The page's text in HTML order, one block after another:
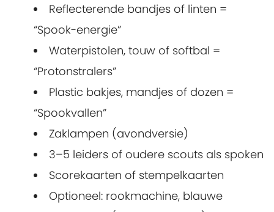
Reflecterende bandjes of linten =
“Spook-energie”
Waterpistolen, touw of softbal =
“Protonstralers”
Plastic bakjes, mandjes of dozen =
“Spookvallen”
Zaklampen (avondversie)
3–5 leiders of oudere scouts als spoken
Scorekaarten of stempelkaarten
Optioneel: rookmachine, blauwe